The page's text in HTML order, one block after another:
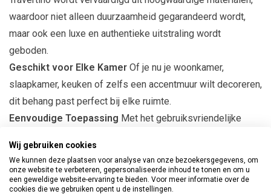
waardoor niet alleen duurzaamheid gegarandeerd wordt,
maar ook een luxe en authentieke uitstraling wordt
geboden.
Geschikt voor Elke Kamer Of je nu je woonkamer,
slaapkamer, keuken of zelfs een accentmuur wilt decoreren,
dit behang past perfect bij elke ruimte.
Eenvoudige Toepassing Met het gebruiksvriendelijke
brengen, waardoor het een ideale keuze is voor zowel
ervaren als beginnende interieurontwerpers.
Wij gebruiken cookies
We kunnen deze plaatsen voor analyse van onze bezoekersgegevens, om
onze website te verbeteren, gepersonaliseerde inhoud te tonen en om u
een geweldige website-ervaring te bieden. Voor meer informatie over de
cookies die we gebruiken opent u de instellingen.